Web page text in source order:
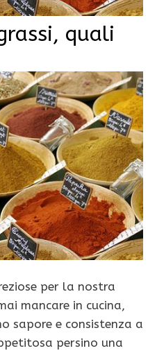
quali
per la nostra
mancare in cucina,
sapore e consistenza a
persino una